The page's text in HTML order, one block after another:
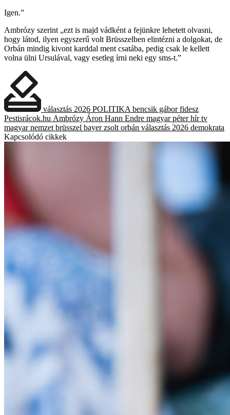
Igen.”
Ambrózy szerint „ezt is majd vádként a fejünkre lehetett olvasni,
hogy látod, ilyen egyszerű volt Brüsszelben elintézni a dolgokat, de
Orbán mindig kivont karddal ment csatába, pedig csak le kellett
volna ülni Ursulával, vagy esetleg írni neki egy sms-t.”
választás 2026 POLITIKA bencsik gábor fidesz
Pestisrácok.hu Ambrózy Áron Hann Endre magyar péter hír tv
magyar nemzet brüsszel bayer zsolt orbán választás 2026 demokrata
Kapcsolódó cikkek